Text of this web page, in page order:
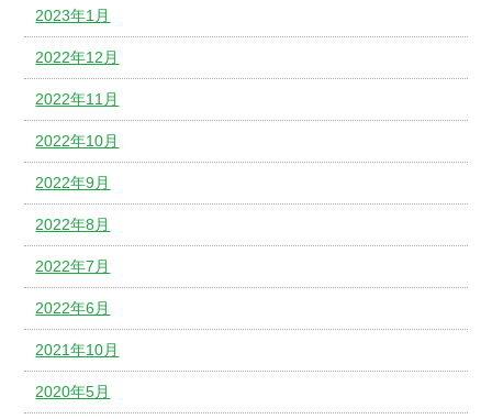
2023年1月
2022年12月
2022年11月
2022年10月
2022年9月
2022年8月
2022年7月
2022年6月
2021年10月
2020年5月